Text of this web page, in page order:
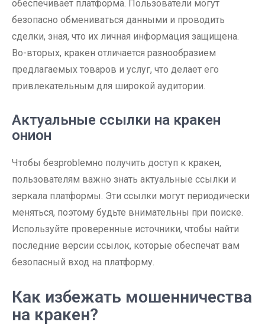
обеспечивает платформа. Пользователи могут
безопасно обмениваться данными и проводить
сделки, зная, что их личная информация защищена.
Во-вторых, кракен отличается разнообразием
предлагаемых товаров и услуг, что делает его
привлекательным для широкой аудитории.
Актуальные ссылки на кракен
онион
Чтобы безprobleмно получить доступ к кракен,
пользователям важно знать актуальные ссылки и
зеркала платформы. Эти ссылки могут периодически
меняться, поэтому будьте внимательны при поиске.
Используйте проверенные источники, чтобы найти
последние версии ссылок, которые обеспечат вам
безопасный вход на платформу.
Как избежать мошенничества
на кракен?